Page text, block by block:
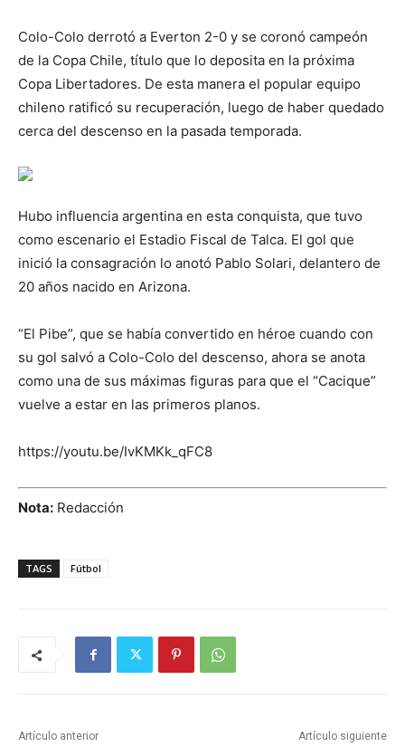
Colo-Colo derrotó a Everton 2-0 y se coronó campeón
de la Copa Chile, título que lo deposita en la próxima
Copa Libertadores. De esta manera el popular equipo
chileno ratificó su recuperación, luego de haber quedado
cerca del descenso en la pasada temporada.
Hubo influencia argentina en esta conquista, que tuvo
como escenario el Estadio Fiscal de Talca. El gol que
inició la consagración lo anotó Pablo Solari, delantero de
20 años nacido en Arizona.
“El Pibe”, que se había convertido en héroe cuando con
su gol salvó a Colo-Colo del descenso, ahora se anota
como una de sus máximas figuras para que el “Cacique”
vuelve a estar en las primeros planos.
https://youtu.be/IvKMKk_qFC8
Nota: Redacción
TAGS Fútbol
Artículo anterior Artículo siguiente